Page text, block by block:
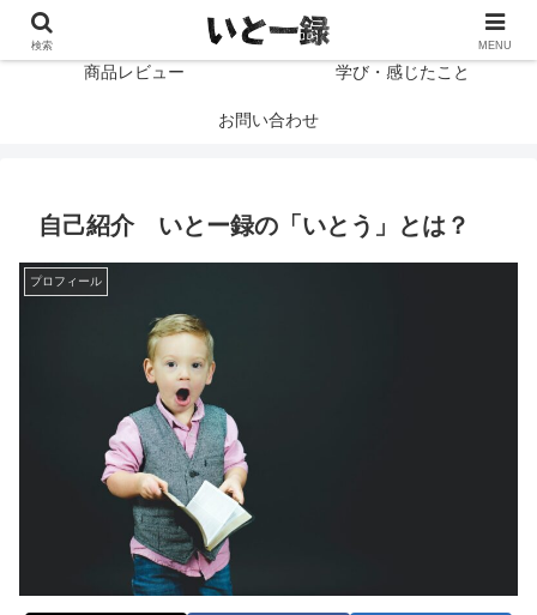
商品レビュー 学び・感じたこと
お問い合わせ
自己紹介 いとー録の「いとう」とは？
プロフィール
検索 MENU